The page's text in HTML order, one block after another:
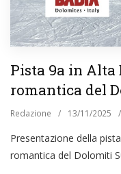
Pista 9a in Alta
romantica del
Redazione / 13/11/2025 /
Presentazione della
romantica del Dolomiti